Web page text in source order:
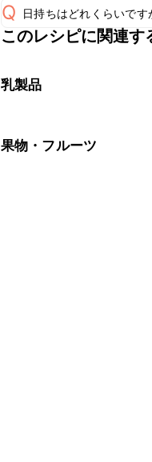
Q 日持ちはどれくらいです
こちらのレシピは出来
※日持ちは目安です。
このレシピに関連す
乳製品
果物・フルーツ